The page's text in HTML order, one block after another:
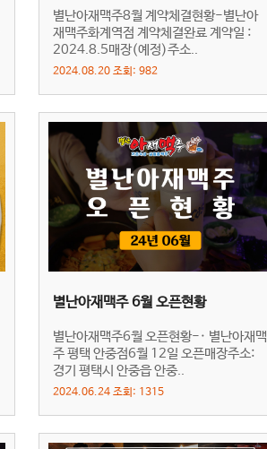
별난아재맥주8월 계약체결현황-별난아
재맥주화계역점 계약체결완료 계약일 :
2024.8.5매장(예정)주소..
2024.08.20 조회: 982
별난아재맥주 6월 오픈현황
별난아재맥주6월 오픈현황-· 별난아재맥
주 평택 안중점6월 12일 오픈매장주소:
경기 평택시 안중읍 안중..
2024.06.24 조회: 1315